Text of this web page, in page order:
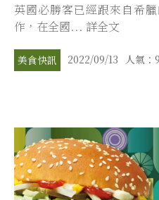
英國必勝客已經跟來自希
作，在全國... 詳全文
美食快訊 2022/09/13 人氣：